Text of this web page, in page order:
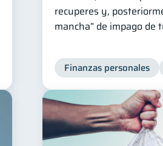
Ciberseguridad Inclusión financiera
recuperes y,
mancha” de impago de
Finanzas personales